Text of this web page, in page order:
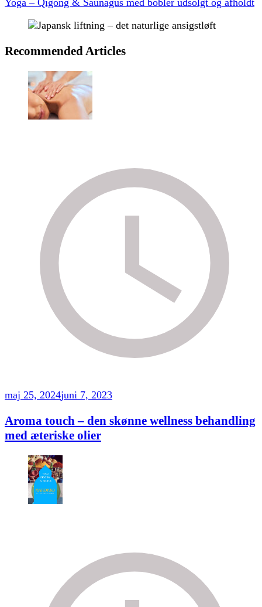
Recommended Articles
maj 25, 2024juni 7, 2023
Aroma touch – den skønne wellness behandling
med æteriske olier